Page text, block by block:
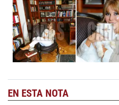
EN ESTA NOTA